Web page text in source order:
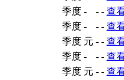
季度 - - - 查
季度 - - - 查
季度 元 - - 查
季度 - - - 查
季度 元 - - 查